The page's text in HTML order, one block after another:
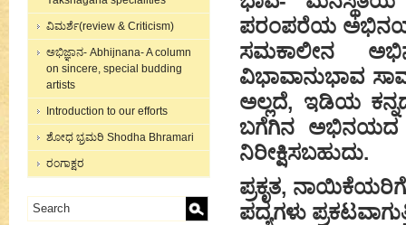
ವಿಮರ್ಶೆ(review & Criticism)
ಅಭಿಜ್ಞಾನ- Abhijnana- A column
on sincere, special budding
artists
Introduction to our efforts
ಶೋಧ ಭ್ರಮರಿ Shodha Bhramari
ರಂಗಾಕ್ಷರ
ಪರಂಪರೆಯ
ಸಮಕಾಲೀನ
ವಿಭಾವಾನುಭಾವ
ಅಲ್ಲದೆ, ಇಡಿಯ
ಬಗೆಗಿನ ಅಭಿನಯದ
ನಿರೀಕ್ಷಿಸಬಹುದು.
ಪ್ರಕೃತ,
ಪದ್ಯಗಳು